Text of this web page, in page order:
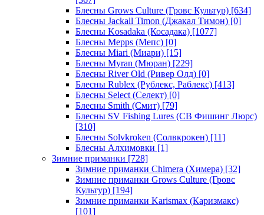
Блесны Grows Culture (Гровс Культур) [634]
Блесны Jackall Timon (Джакал Тимон) [0]
Блесны Kosadaka (Косадака) [1077]
Блесны Mepps (Мепс) [0]
Блесны Miari (Миари) [15]
Блесны Myran (Мюран) [229]
Блесны River Old (Ривер Олд) [0]
Блесны Rublex (Рублекс, Раблекс) [413]
Блесны Select (Селект) [0]
Блесны Smith (Смит) [79]
Блесны SV Fishing Lures (СВ Фишинг Люрс)
[310]
Блесны Solvkroken (Солвкрокен) [11]
Блесны Алхимовки [1]
Зимние приманки [728]
Зимние приманки Chimera (Химера) [32]
Зимние приманки Grows Culture (Гровс
Культур) [194]
Зимние приманки Karismax (Каризмакс)
[101]